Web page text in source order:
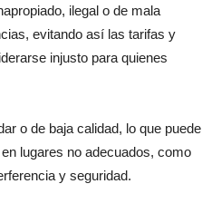
ilegal o de mala
evitando así las tarifas y
injusto para quienes
o de baja calidad, lo que puede
lugares no adecuados, como
y seguridad.